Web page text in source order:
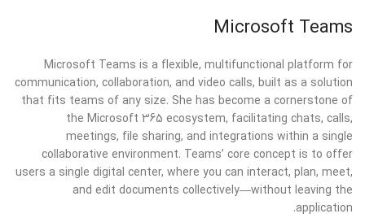
Microsoft Teams
Microsoft Teams is a flexible, multifunctional platform for
communication, collaboration, and video calls, built as a solution
that fits teams of any size. She has become a cornerstone of
the Microsoft 365 ecosystem, facilitating chats, calls,
meetings, file sharing, and integrations within a single
collaborative environment. Teams’ core concept is to offer
users a single digital center, where you can interact, plan, meet,
and edit documents collectively—without leaving the
application.